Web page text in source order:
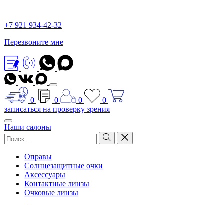
+7 921 934-42-32
Перезвоните мне
0 0 0
0
записаться на проверку зрения
Наши салоны
Оправы
Солнцезащитные очки
Аксессуары
Контактные линзы
Очковые линзы